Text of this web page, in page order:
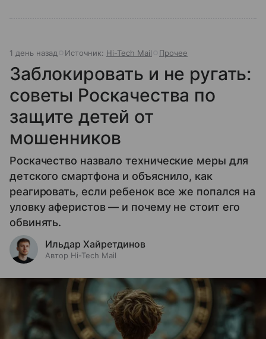
1 день назад Источник: Hi-Tech Mail Прочее
Заблокировать и не ругать:
советы Роскачества по
защите детей от
мошенников
Роскачество назвало технические меры для
детского смартфона и объяснило, как
реагировать, если ребенок все же попался на
уловку аферистов — и почему не стоит его
обвинять.
Ильдар Хайретдинов
Автор Hi-Tech Mail